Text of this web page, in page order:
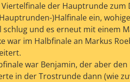
der Hauptrunde
)Halfinale ein,
schlug und es erneut mit einem
war im Halbfinale an Markus
war Benjamin, der aber
in der Trostrunde dann (wie